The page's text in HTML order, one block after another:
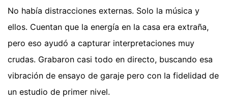
No había distracciones externas. Solo la música y
ellos. Cuentan que la energía en la casa era extraña,
pero eso ayudó a capturar interpretaciones muy
crudas. Grabaron casi todo en directo, buscando esa
vibración de ensayo de garaje pero con la fidelidad de
un estudio de primer nivel.